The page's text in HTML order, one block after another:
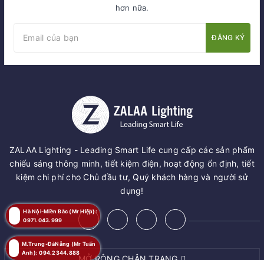
hơn nữa.
ĐĂNG KÝ
ZALAA Lighting - Leading Smart Life cung cấp các sản phẩm
chiếu sáng thông minh, tiết kiệm điện, hoạt động ổn định, tiết
kiệm chi phí cho Chủ đầu tư, Quý khách hàng và người sử
dụng!
Hà Nội-Miền Bắc (Mr Hiệp):
0971.043.999
M.Trung-ĐàNẵng (Mr Tuấn
Anh): 094.2344.888